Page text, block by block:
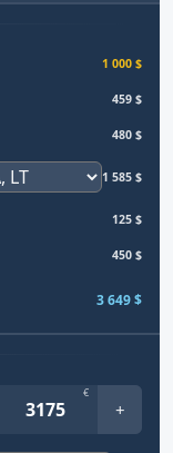
1 000 $
459 $
480 $
1 585 $
125 $
450 $
3 649 $
€
+